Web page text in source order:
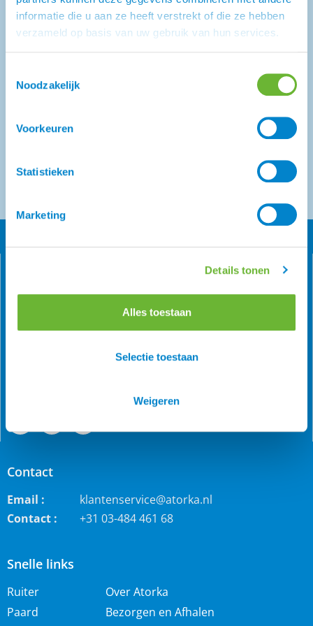
informatie die u aan ze heeft verstrekt of die ze hebben
verzameld op basis van uw gebruik van hun services.
Noodzakelijk
Voorkeuren
Statistieken
Marketing
Details tonen
Alles toestaan
Selectie toestaan
Weigeren
Ik ga akkoord met de richtlijnen van Atorka op het
gebied van
Aanmelden
Snelle links
Ruiter
Paard
Over Atorka
Bezorgen en Afhalen
Als grootste online webwinkel voor IJslandse paarden in
de Benelux is Atorka bekend. Maar ook bij andere
paardenrassen staan wij bekend voor de grote collectie
Contact
Email :
klantenservice@atorka.nl
Contact :
+31 03-484 461 68